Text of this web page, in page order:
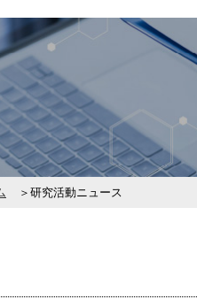
研究活動ニュース